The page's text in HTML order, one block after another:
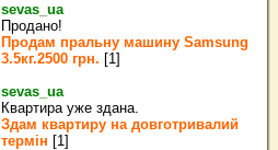
sevas_ua
Продано!
Продам пральну машину Samsung
3.5кг.2500 грн. [1]
sevas_ua
Квартира уже здана.
Здам квартиру на довготривалий
термін [1]